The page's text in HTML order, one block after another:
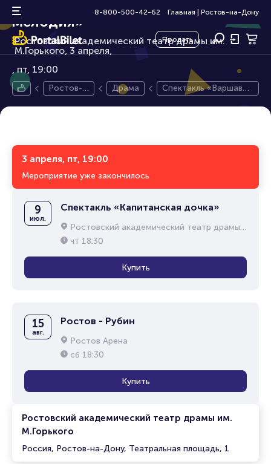
8-800-500-42-62 Главная Ростов-на-Дону
Продать
Спектакль «Варшавская
мелодия»
Ростовский академический театр драмы им.
М.Горького, 3 апреля,
12+
пт, 19:00
Ростов-н
Драма
Спектакль «Варшавск
3 апреля, пт, 19:00
Мероприятие уже закончилось
Ростовский академический театр драмы им.
М.Горького
Россия, Ростов-на-Дону, Театральная площадь, 1
9
июл.
Спектакль «Капитанская дочка»
Ростовский академический театр драмы им. М.Горького
чт 18:30
Купить
15
авг.
Ростов - Рубин
Ростов Арена
сб 18:30
Купить